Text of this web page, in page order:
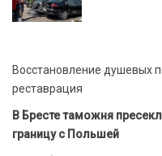
Восстановление душевых
реставрация
В Бресте таможня
границу с Польшей